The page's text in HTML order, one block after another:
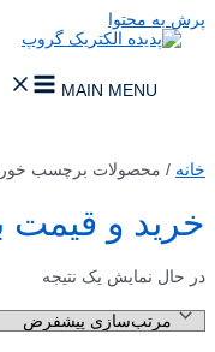
پرش به محتوا
MAIN MENU
خانه / محصولات برچسب
خرید و قیمت
در حال نمایش یک نتیجه